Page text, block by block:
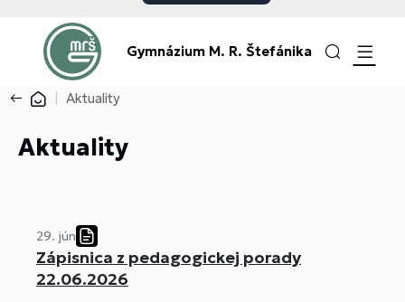
Gymnázium M. R. Štefánika
Aktuality
Aktuality
29. jún
Zápisnica z pedagogickej porady
22.06.2026